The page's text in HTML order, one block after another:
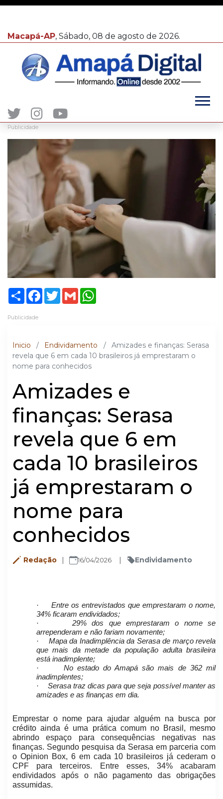
Macapá-AP, Sábado, 08 de agosto de 2026.
Publicidade
ShareFacebook
TwitterGmail
Publicidade
Inicio / Endividamento /
Amizades e finanças: Serasa
revela que 6 em cada 10 brasileiros já emprestaram o
nome para conhecidos
Amizades e
finanças: Serasa
revela que 6 em
cada 10 brasileiros
já emprestaram o
nome para
conhecidos
Redação 16/04/2026 Endividamento
·
Entre os entrevistados que emprestaram o nome,
34% ficaram endividados;
·
29% dos que emprestaram o nome se
arrependeram e não fariam novamente;
·
Mapa da Inadimplência da Serasa de março revela
que mais da metade da população adulta brasileira
está inadimplente;
·
No estado do Amapá são mais de 362 mil
inadimplentes;
·
Serasa traz dicas para que seja possível manter as
amizades e as finanças em dia.
Emprestar o nome para ajudar alguém na busca por
crédito ainda é uma prática comum no Brasil, mesmo
abrindo espaço para consequências negativas nas
finanças. Segundo pesquisa da Serasa em parceria com
o Opinion Box, 6 em cada 10 brasileiros já cederam o
CPF para terceiros. Entre esses, 34% acabaram
endividados após o não pagamento das obrigações
assumidas.